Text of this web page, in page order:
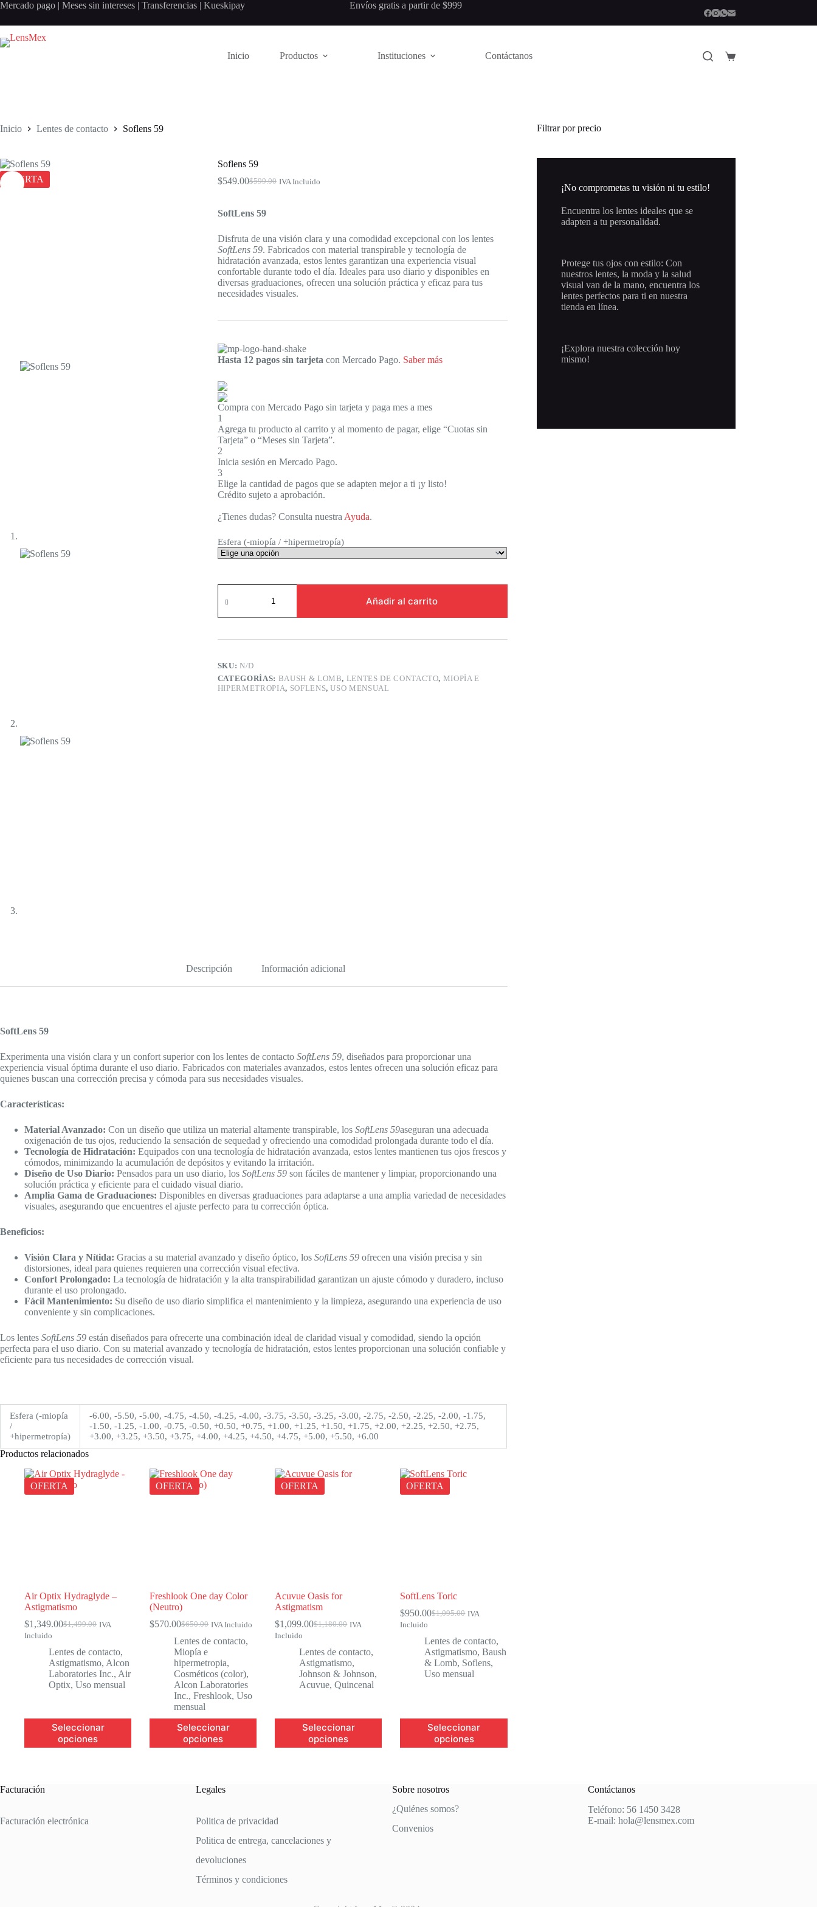
Saltar
contenido
Mercado pago | Meses sin intereses | Transferencias | Kueskipay Envíos gratis a partir de $999
Inicio Productos Instituciones Contáctanos
Carro
Inicio Lentes de contacto Soflens 59
OFERTA
Soflens 59
$599.00
El
original
era:
$549.00El
actual
es:
IVA Incluido
SoftLens 59
Disfruta de una visión clara y una comodidad excepcional con los lentes
SoftLens 59. Fabricados con material transpirable y tecnología de
hidratación avanzada, estos lentes garantizan una experiencia visual
confortable durante todo el día. Ideales para uso diario y disponibles en
diversas graduaciones, ofrecen una solución práctica y eficaz para tus
necesidades visuales.
Hasta 12 pagos sin tarjeta con Mercado Pago. Saber más
Compra con Mercado Pago sin tarjeta y paga mes a mes
1
Agrega tu producto al carrito y al momento de pagar, elige “Cuotas sin
Tarjeta” o “Meses sin Tarjeta”.
2
Inicia sesión en Mercado Pago.
3
Elige la cantidad de pagos que se adapten mejor a ti ¡y listo!
Crédito sujeto a aprobación.
¿Tienes dudas? Consulta nuestra Ayuda.
Esfera (-miopía / +hipermetropía)
59
Añadir al carrito
SKU:N/D
CATEGORÍAS: BAUSH & LOMB, LENTES DE CONTACTO, MIOPÍA E
HIPERMETROPIA, SOFLENS,USO MENSUAL
Descripción Información adicional
SoftLens 59
Experimenta una visión clara y un confort superior con los lentes de contacto SoftLens 59, diseñados para proporcionar una
experiencia visual óptima durante el uso diario. Fabricados con materiales avanzados, estos lentes ofrecen una solución eficaz para
quienes buscan una corrección precisa y cómoda para sus necesidades visuales.
Características:
Material Avanzado: Con un diseño que utiliza un material altamente transpirable, los SoftLens 59aseguran una adecuada
oxigenación de tus ojos, reduciendo la sensación de sequedad y ofreciendo una comodidad prolongada durante todo el día.
Tecnología de Hidratación: Equipados con una tecnología de hidratación avanzada, estos lentes mantienen tus ojos frescos y
cómodos, minimizando la acumulación de depósitos y evitando la irritación.
Diseño de Uso Diario: Pensados para un uso diario, los SoftLens 59 son fáciles de mantener y limpiar, proporcionando una
solución práctica y eficiente para el cuidado visual diario.
Amplia Gama de Graduaciones: Disponibles en diversas graduaciones para adaptarse a una amplia variedad de necesidades
visuales, asegurando que encuentres el ajuste perfecto para tu corrección óptica.
Beneficios:
Visión Clara y Nítida: Gracias a su material avanzado y diseño óptico, los SoftLens 59 ofrecen una visión precisa y sin
distorsiones, ideal para quienes requieren una corrección visual efectiva.
Confort Prolongado: La tecnología de hidratación y la alta transpirabilidad garantizan un ajuste cómodo y duradero, incluso
durante el uso prolongado.
Fácil Mantenimiento: Su diseño de uso diario simplifica el mantenimiento y la limpieza, asegurando una experiencia de uso
conveniente y sin complicaciones.
Los lentes SoftLens 59 están diseñados para ofrecerte una combinación ideal de claridad visual y comodidad, siendo la opción
perfecta para el uso diario. Con su material avanzado y tecnología de hidratación, estos lentes proporcionan una solución confiable y
eficiente para tus necesidades de corrección visual.
Esfera (-miopía
/
+hipermetropía)
-6.00, -5.50, -5.00, -4.75, -4.50, -4.25, -4.00, -3.75, -3.50, -3.25, -3.00, -2.75, -2.50, -2.25, -2.00, -1.75,
-1.50, -1.25, -1.00, -0.75, -0.50, +0.50, +0.75, +1.00, +1.25, +1.50, +1.75, +2.00, +2.25, +2.50, +2.75,
+3.00, +3.25, +3.50, +3.75, +4.00, +4.25, +4.50, +4.75, +5.00, +5.50, +6.00
Productos relacionados
OFERTA
Air Optix Hydraglyde –
Astigmatismo
$1,499.00
El
original
era:
$1,499.00.
$1,349.00El
actual
es:
$1,349.00.
IVA
Incluido
Lentes de contacto,
Astigmatismo, Alcon
Laboratories Inc., Air
Optix, Uso mensual
Seleccionar
opciones
producto
opciones
elegir
OFERTA
Freshlook One day Color
(Neutro)
$650.00
El
precio
original
era:
$650.00.
$570.00El
precio
actual
es:
$570.00.
IVA Incluido
Lentes de contacto,
Miopía e
hipermetropia,
Cosméticos (color),
Alcon Laboratories
Inc.,Freshlook,Uso
mensual
Seleccionar
opciones
producto
OFERTA
Acuvue Oasis for
Astigmatism
$1,180.00
El
original
era:
$1,180.00.
$1,099.00El
actual
es:
$1,099.00.
IVA
Incluido
Lentes de contacto,
Astigmatismo,
Johnson & Johnson,
Acuvue,Quincenal
Seleccionar
opciones
producto
elegir
la
producto
OFERTA
SoftLens Toric
$1,095.00
El
original
era:
$1,095.00.
$950.00El
actual
es:
$950.00.
IVA
Incluido
Lentes de contacto,
Astigmatismo,Baush
& Lomb, Soflens,
Uso mensual
Seleccionar
opciones
producto
opciones
pueden
en
Filtrar por precio
¡No comprometas tu visión ni tu estilo!
Encuentra los lentes ideales que se
adapten a tu personalidad.
Protege tus ojos con estilo: Con
nuestros lentes, la moda y la salud
visual van de la mano, encuentra los
lentes perfectos para ti en nuestra
tienda en línea.
¡Explora nuestra colección hoy
mismo!
Facturación
Facturación electrónica
Legales
Politica de privacidad
Politica de entrega, cancelaciones y
devoluciones
Términos y condiciones
Sobre nosotros
¿Quiénes somos?
Convenios
Contáctanos
Teléfono: 56 1450 3428
E-mail:hola@lensmex.com